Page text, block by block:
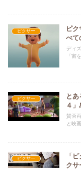
ピクサー
ピ
べて
ディ
「宙
ピクサー
と
４
賛否
と映
ピクサー
「
クサ